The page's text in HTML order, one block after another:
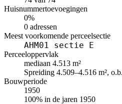
Huisnummertoevoegingen
0%
0 adressen
Meest voorkomende perceelsectie
AHM01 sectie E
Perceeloppervlak
mediaan 4.513 m²
Spreiding 4.509–4.516 m²,
Bouwperiode
1950
100% in de jaren 1950